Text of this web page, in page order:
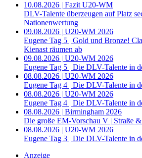
10.08.2026 | Fazit U20-WM
DLV-Talente überzeugen auf Platz
Nationenwertung
09.08.2026 | U20-WM 2026
Eugene Tag 5 | Gold und Bronze!
Kienast räumen ab
09.08.2026 | U20-WM 2026
Eugene Tag 5 | Die DLV-Talente in
08.08.2026 | U20-WM 2026
Eugene Tag 4 | Die DLV-Talente in
08.08.2026 | U20-WM 2026
Eugene Tag 4 | Die DLV-Talente in
08.08.2026 | Birmingham 2026
Die große EM-Vorschau V | Straße
08.08.2026 | U20-WM 2026
Eugene Tag 3 | Die DLV-Talente in
Anzeige